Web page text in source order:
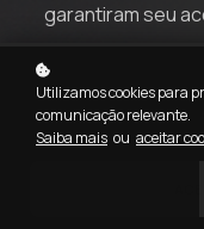
garantiram seu
Utilizamos cookies para
comunicação relevante.
Saiba mais ou aceitar